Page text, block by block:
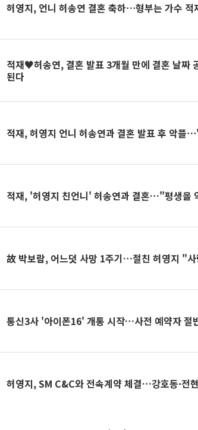
허영지, 언니 허송연 결혼 축하⋯형부는 가수
적재♥허송연, 결혼 발표 3개월 만에 결혼 날
된다
적재, 허영지 언니 허송연과 결혼 발표 후 악플
적재, '허영지 친언니' 허송연과 결혼…"평생을
故 박보람, 어느덧 사망 1주기…절친 허영지 "
통신3사 '아이폰16' 개통 시작…사전 예약자 절
허영지, SM C&C와 전속계약 체결…강호동·전